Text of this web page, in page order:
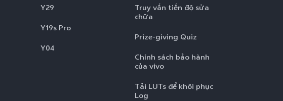
Y29
Y19s Pro
Y04
Truy vấn tiến độ sửa
chữa
Prize-giving Quiz
Chính sách bảo hành
của vivo
Tải LUTs để khôi phục
Log